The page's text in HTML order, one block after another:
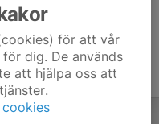
för att vår
dig. De används
att hjälpa oss att
cookies